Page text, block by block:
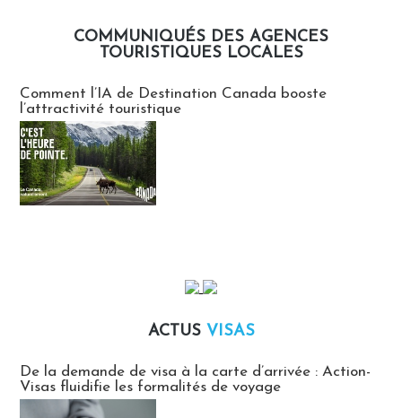
COMMUNIQUÉS DES AGENCES
TOURISTIQUES LOCALES
Comment l’IA de Destination Canada booste
l’attractivité touristique
ACTUS VISAS
De la demande de visa à la carte d’arrivée : Action-
Visas fluidifie les formalités de voyage